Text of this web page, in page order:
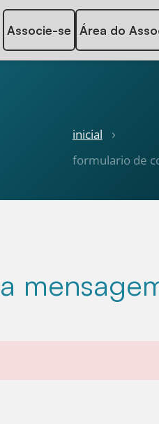
Associe-se Área do
inicial
formulario de